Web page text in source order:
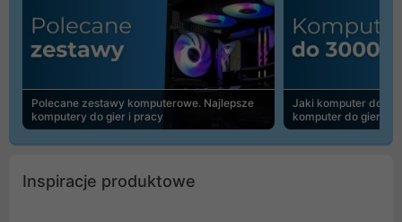
Polecane zestawy komputerowe. Najlepsze
komputery do gier i pracy
Jaki komputer do
komputer do gier |
Inspiracje produktowe